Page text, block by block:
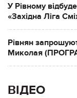
У Рівному
«Західна Ліга
Рівнян
Миколая
ВІДЕО